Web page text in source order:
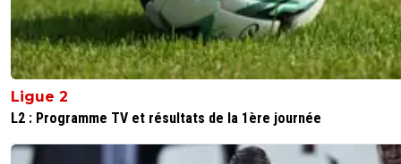
Ligue 2
L2 : Programme TV et résultats de la 1ère journée